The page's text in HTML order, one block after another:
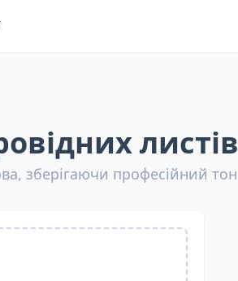
листів
зберігаючи професійний тон